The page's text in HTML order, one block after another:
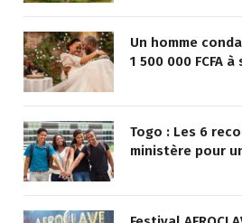
Un homme
1 500 000 FCFA
Togo : Les 6
ministère pour